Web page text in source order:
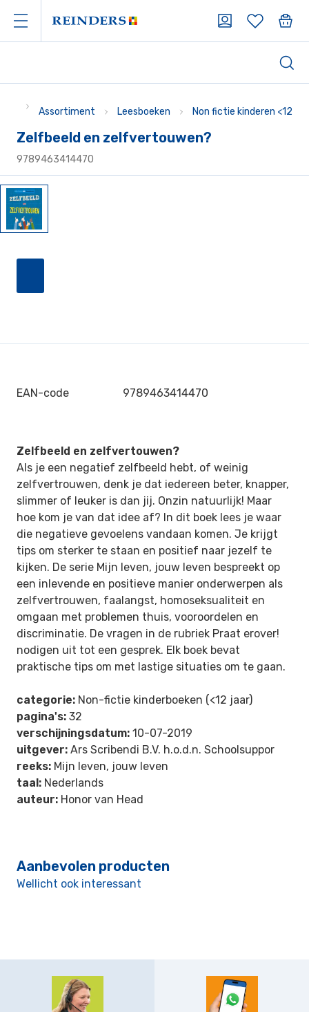
Assortiment Leesboeken Non fictie kinderen <12
Zelfbeeld en zelfvertouwen?
9789463414470
EAN-code 9789463414470
Zelfbeeld en zelfvertouwen?
Als je een negatief zelfbeeld hebt, of weinig
zelfvertrouwen, denk je dat iedereen beter, knapper,
slimmer of leuker is dan jij. Onzin natuurlijk! Maar
hoe kom je van dat idee af? In dit boek lees je waar
die negatieve gevoelens vandaan komen. Je krijgt
tips om sterker te staan en positief naar jezelf te
kijken. De serie Mijn leven, jouw leven bespreekt op
een inlevende en positieve manier onderwerpen als
zelfvertrouwen, faalangst, homoseksualiteit en
omgaan met problemen thuis, vooroordelen en
discriminatie. De vragen in de rubriek Praat erover!
nodigen uit tot een gesprek. Elk boek bevat
praktische tips om met lastige situaties om te gaan.
categorie: Non-fictie kinderboeken (<12 jaar)
pagina's: 32
verschijningsdatum: 10-07-2019
uitgever: Ars Scribendi B.V. h.o.d.n. Schoolsuppor
reeks: Mijn leven, jouw leven
taal: Nederlands
auteur: Honor van Head
Aanbevolen producten
Wellicht ook interessant